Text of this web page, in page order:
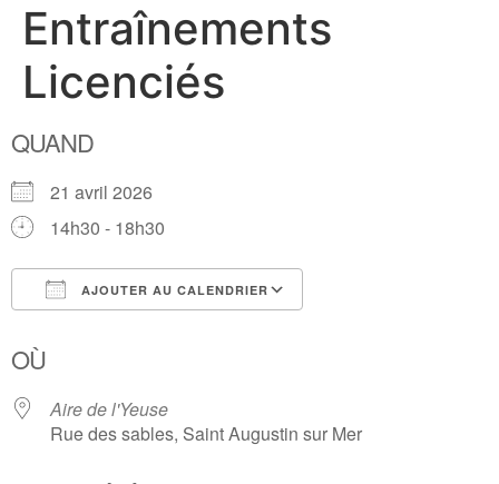
Entraînements
Licenciés
QUAND
21 avril 2026
14h30 - 18h30
AJOUTER AU CALENDRIER
OÙ
Aire de l'Yeuse
Rue des sables, Saint Augustin sur Mer